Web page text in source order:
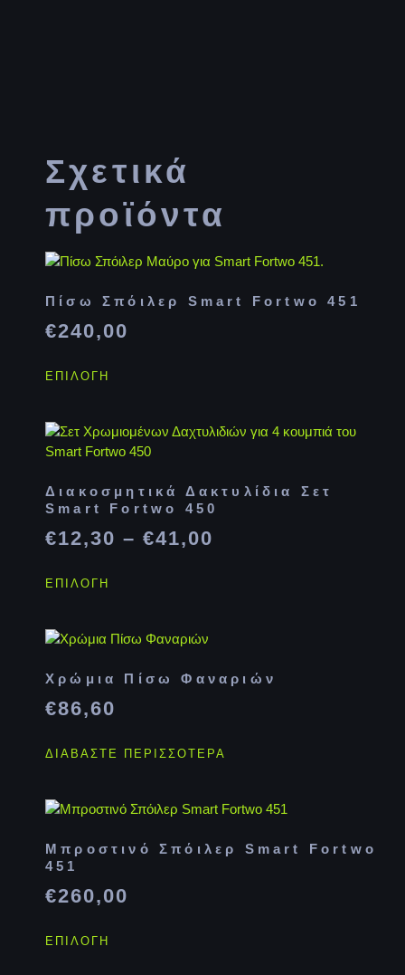
Σχετικά
προϊόντα
Πίσω Σπόιλερ Smart Fortwo 451
€240,00
ΕΠΙΛΟΓΉ
Διακοσμητικά Δακτυλίδια Σετ
Smart Fortwo 450
€12,30 – €41,00
ΕΠΙΛΟΓΉ
Χρώμια Πίσω Φαναριών
€86,60
ΔΙΑΒΆΣΤΕ ΠΕΡΙΣΣΌΤΕΡΑ
Μπροστινό Σπόιλερ Smart Fortwo
451
€260,00
ΕΠΙΛΟΓΉ